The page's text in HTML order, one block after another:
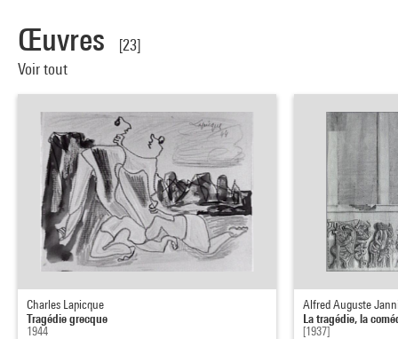
Œuvres
[23]
Voir tout
Charles Lapicque
Tragédie grecque
1944
Alfred Auguste
La tragédie, la
[1937]